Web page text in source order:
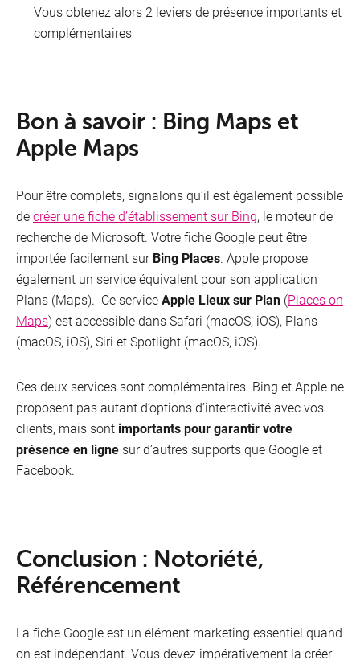
Vous obtenez alors 2 leviers de présence importants et
complémentaires
Bon à savoir : Bing Maps et
Apple Maps
Pour être complets, signalons qu’il est également possible
decréer une fiche d’établissement sur Bing, le moteur de
recherche de Microsoft. Votre fiche Google peut être
importée facilement surBing Places. Apple propose
également un service équivalent pour son application
Plans (Maps). Ce serviceApple Lieux sur Plan (Places on
Maps) est accessible dans Safari (macOS, iOS), Plans
(macOS, iOS), Siri et Spotlight (macOS, iOS).
Ces deux services sont complémentaires. Bing et Apple ne
proposent pas autant d’options d’interactivité avec vos
clients, mais sont importants pour garantir votre
présence en ligne sur d’autres supports que Google et
Facebook.
Conclusion : Notoriété,
Référencement
La fiche Google est un élément marketing essentiel quand
on est indépendant. Vous devez impérativement la créer